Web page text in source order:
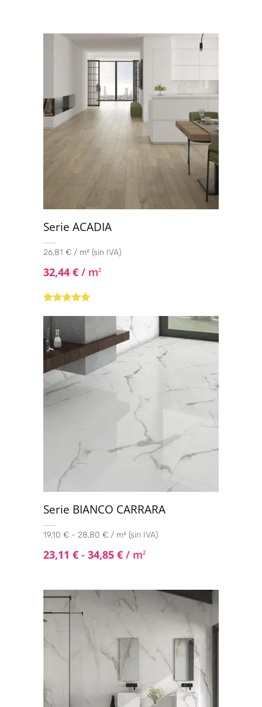
Serie ACADIA
26,81 € / m² (sin IVA)
32,44 € / m2
Serie BIANCO CARRARA
19,10 € - 28,80 € / m² (sin IVA)
23,11 € - 34,85 € / m2